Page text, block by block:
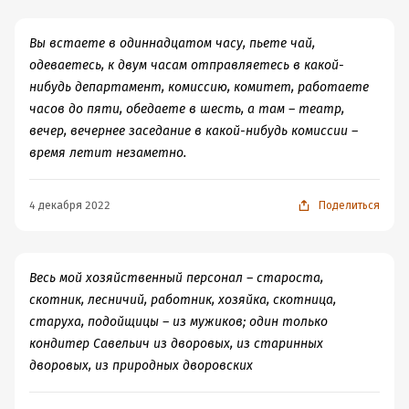
А между тем, на мой взгляд, это уникальное
произведение. И если вы считаете себя русским
человеком, было бы совсем неплохо с ним
ознакомиться. Но в этом, конечно, нет никакой вины
масштаба, системы образования нашей страны,
"Что может быть ужаснее жизни в отчуждении от
своего народа? Что может быть нелепее положения
человека, который должен для своей выгоды желать
бедствия для других?" Александр Энгельгардт,
"Письма из деревни", письмо десятое, 1880г.
Вы встаете в одиннадцатом часу, пьете чай,
одеваетесь, к двум часам отправляетесь в какой-
нибудь департамент, комиссию, комитет, работаете
часов до пяти, обедаете в шесть, а там – театр,
вечер, вечернее заседание в какой-нибудь комиссии –
время летит незаметно.
4 декабря 2022 Поделиться
Весь мой хозяйственный персонал – староста,
скотник, лесничий, работник, хозяйка, скотница,
старуха, подойщицы – из мужиков; один только
кондитер Савельич из дворовых, из старинных
дворовых, из природных дворовских